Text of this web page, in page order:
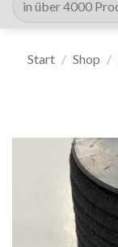
nach:
Start / Shop /